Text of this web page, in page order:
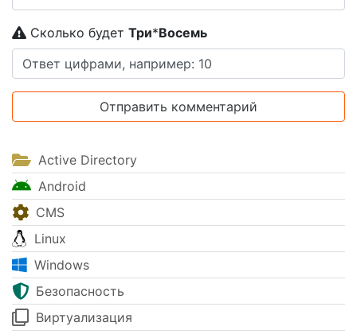
Сколько будет Tpи*Boceмь
Active Directory
Android
CMS
Linux
Windows
Безопасность
Виртуализация